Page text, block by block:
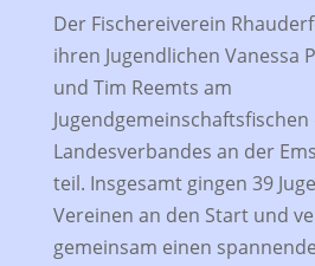
Der Fischereiverein
ihren Jugendlichen Vanessa
und Tim Reemts am
Jugendgemeinschaftsfischen
Landesverbandes an der
teil. Insgesamt gingen 39
Vereinen an den Start und
gemeinsam einen